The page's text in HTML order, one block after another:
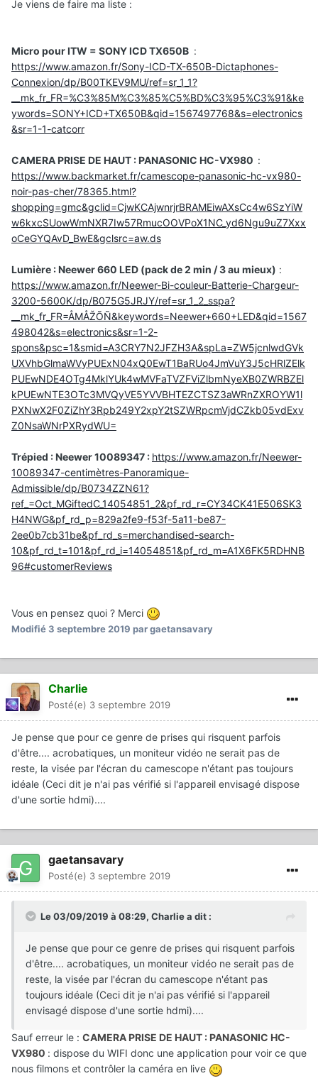
Je viens de faire ma liste :
Micro pour ITW = SONY ICD TX650B :
https://www.amazon.fr/Sony-ICD-TX-650B-Dictaphones-
Connexion/dp/B00TKEV9MU/ref=sr_1_1?
__mk_fr_FR=%C3%85M%C3%85%C5%BD%C3%95%C3%91&ke
ywords=SONY+ICD+TX650B&qid=1567497768&s=electronics
&sr=1-1-catcorr
CAMERA PRISE DE HAUT : PANASONIC HC-VX980 :
https://www.backmarket.fr/camescope-panasonic-hc-vx980-
noir-pas-cher/78365.html?
shopping=gmc&gclid=CjwKCAjwnrjrBRAMEiwAXsCc4w6SzYiW
w6kxcSUowWmNXR7Iw57RmucOOVPoX1NC_yd6Ngu9uZ7Xxx
oCeGYQAvD_BwE&gclsrc=aw.ds
Lumière : Neewer 660 LED (pack de 2 min / 3 au mieux) :
https://www.amazon.fr/Neewer-Bi-couleur-Batterie-Chargeur-
3200-5600K/dp/B075G5JRJY/ref=sr_1_2_sspa?
__mk_fr_FR=ÅMÅŽÕÑ&keywords=Neewer+660+LED&qid=1567
498042&s=electronics&sr=1-2-
spons&psc=1&smid=A3CRY7N2JFZH3A&spLa=ZW5jcnlwdGVk
UXVhbGlmaWVyPUExN04xQ0EwT1BaRUo4JmVuY3J5cHRlZElk
PUEwNDE4OTg4MklYUk4wMVFaTVZFViZlbmNyeXB0ZWRBZEl
kPUEwNTE3OTc3MVQyVE5YVVBHTEZCTSZ3aWRnZXROYW1l
PXNwX2F0ZiZhY3Rpb249Y2xpY2tSZWRpcmVjdCZkb05vdExv
Z0NsaWNrPXRydWU=
Trépied : Neewer 10089347 : https://www.amazon.fr/Neewer-
10089347-centimètres-Panoramique-
Admissible/dp/B0734ZZN61?
ref_=Oct_MGiftedC_14054851_2&pf_rd_r=CY34CK41E506SK3
H4NWG&pf_rd_p=829a2fe9-f53f-5a11-be87-
2ee0b7cb31be&pf_rd_s=merchandised-search-
10&pf_rd_t=101&pf_rd_i=14054851&pf_rd_m=A1X6FK5RDHNB
96#customerReviews
Vous en pensez quoi ? Merci
Modifié3 septembre 2019 par gaetansavary
Charlie
Posté(e) 3 septembre 2019
Je pense que pour ce genre de prises qui risquent parfois
d'être.... acrobatiques, un moniteur vidéo ne serait pas de
reste, la visée par l'écran du camescope n'étant pas toujours
idéale (Ceci dit je n'ai pas vérifié si l'appareil envisagé dispose
d'une sortie hdmi)....
gaetansavary
Posté(e) 3 septembre 2019
Le 03/09/2019 à 08:29, Charliea dit :
Je pense que pour ce genre de prises qui risquent parfois
d'être.... acrobatiques, un moniteur vidéo ne serait pas de
reste, la visée par l'écran du camescope n'étant pas
toujours idéale (Ceci dit je n'ai pas vérifié si l'appareil
envisagé dispose d'une sortie hdmi)....
Sauf erreur le : CAMERA PRISE DE HAUT : PANASONIC HC-
VX980 : dispose du WIFI donc une application pour voir ce que
nous filmons et contrôler la caméra en live